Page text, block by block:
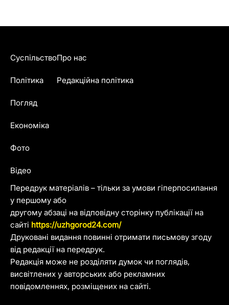
Передрук матеріалів – тільки за умови гіперпосилання
у першому або
другому абзаці на відповідну сторінку публікації на
сайті https://uzhgorod24.com/
Друковані видання повинні отримати письмову згоду
від редакції на передрук.
Редакція може не розділяти думок чи поглядів,
висвітлених у авторських або рекламних
повідомленнях, розміщених на сайті.
Суспільство
Політика
Погляд
Економіка
Фото
Відео
Про нас
Редакційна політика